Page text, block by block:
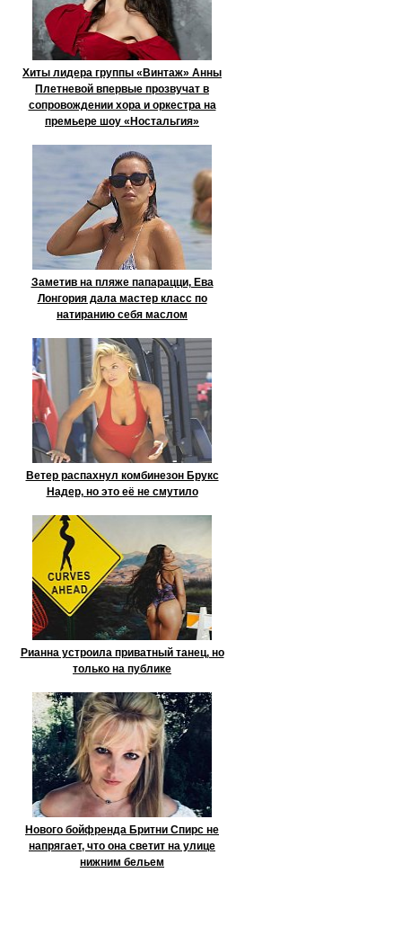
Хиты лидера группы «Винтаж» Анны
Плетневой впервые прозвучат в
сопровождении хора и оркестра на
премьере шоу «Ностальгия»
Заметив на пляже папарацци, Ева
Лонгория дала мастер класс по
натиранию себя маслом
Ветер распахнул комбинезон Брукс
Надер, но это её не смутило
Рианна устроила приватный танец, но
только на публике
Нового бойфренда Бритни Спирс не
напрягает, что она светит на улице
нижним бельем